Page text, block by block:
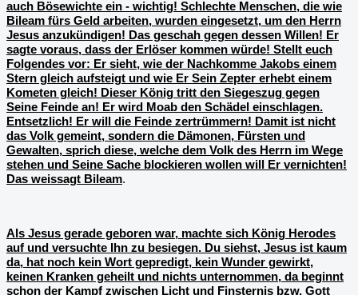
auch Bösewichte ein - wichtig! Schlechte Menschen, die wie
Bileam fürs Geld arbeiten, wurden eingesetzt, um den Herrn
Jesus anzukündigen! Das geschah gegen dessen Willen! Er
sagte voraus, dass der Erlöser kommen würde! Stellt euch
Folgendes vor: Er sieht, wie der Nachkomme Jakobs einem
Stern gleich aufsteigt und wie Er Sein Zepter erhebt einem
Kometen gleich! Dieser König tritt den Siegeszug gegen
Seine Feinde an! Er wird Moab den Schädel einschlagen.
Entsetzlich! Er will die Feinde zertrümmern! Damit ist nicht
das Volk gemeint, sondern die Dämonen, Fürsten und
Gewalten, sprich diese, welche dem Volk des Herrn im Wege
stehen und Seine Sache blockieren wollen will Er vernichten!
Das weissagt Bileam.
Als Jesus gerade geboren war, machte sich König Herodes
auf und versuchte Ihn zu besiegen. Du siehst, Jesus ist kaum
da, hat noch kein Wort gepredigt, kein Wunder gewirkt,
keinen Kranken geheilt und nichts unternommen, da beginnt
schon der Kampf zwischen Licht und Finsternis bzw. Gott